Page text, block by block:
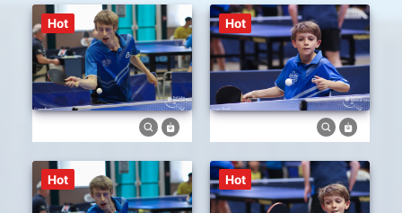
Hot
Hot
Hot
Hot